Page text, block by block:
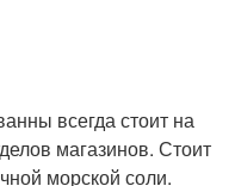
всегда стоит на
магазинов. Стоит
морской соли.